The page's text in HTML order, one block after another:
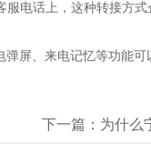
电话上，这种转接方式
弹屏、来电记忆等功能可
下一篇：